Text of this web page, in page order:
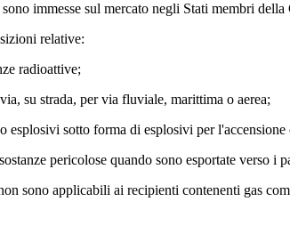
immesse sul mercato negli Stati membri della
relative:
radioattive;
su strada, per via fluviale, marittima o aerea;
esplosivi sotto forma di esplosivi per l'accensione
pericolose quando sono esportate verso i
sono applicabili ai recipienti contenenti gas